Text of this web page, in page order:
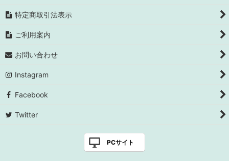
特定商取引法表示
ご利用案内
お問い合わせ
Instagram
Facebook
Twitter
PCサイト